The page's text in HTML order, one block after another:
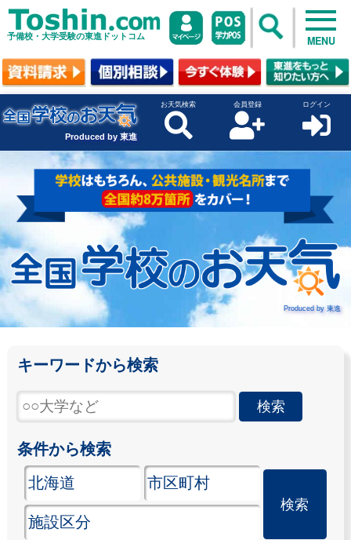
予備校・大学受験の東進ドットコム MENU
Produced by 東進
お天気検索 会員登録 ログイン
Produced by 東進
キーワードから検索
条件から検索